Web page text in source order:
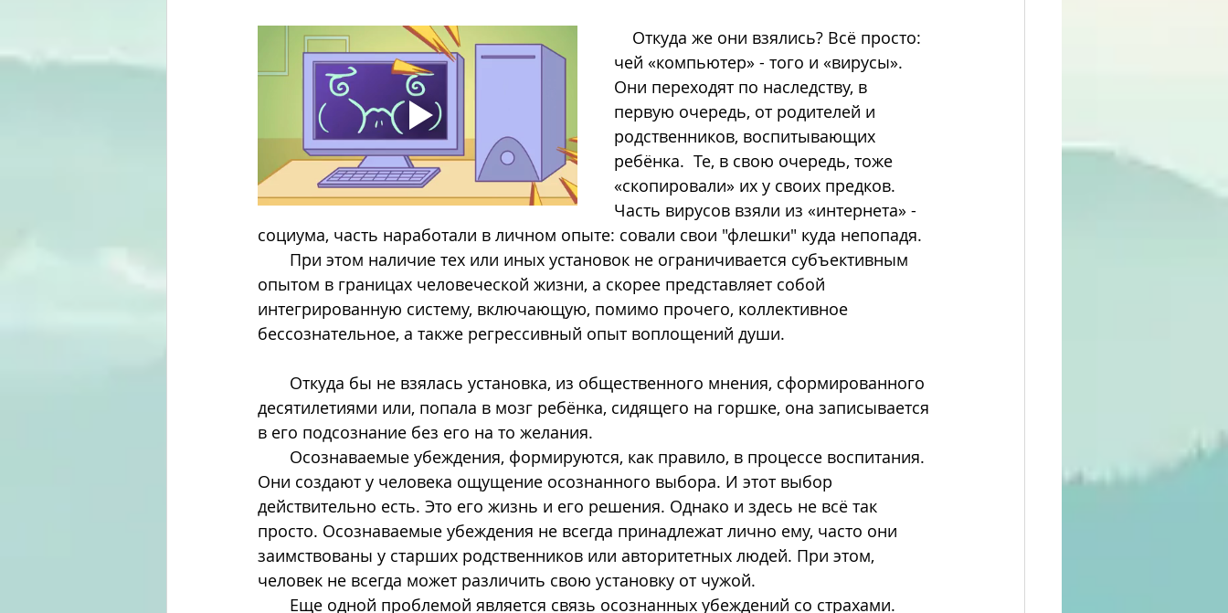
чей «компьютер» - того и «вирусы».
Они переходят по наследству, в
первую очередь, от родителей и
родственников, воспитывающих
ребёнка.  Те, в свою очередь, тоже
«скопировали» их у своих предков.
Часть вирусов взяли из «интернета» -
социума, часть наработали в личном опыте: совали свои "флешки" куда непопадя.
опытом в границах человеческой жизни, а скорее представляет собой
интегрированную систему, включающую, помимо прочего, коллективное
бессознательное, а также регрессивный опыт воплощений души.
десятилетиями или, попала в мозг ребёнка, сидящего на горшке, она записывается
в его подсознание без его на то желания.
Они создают у человека ощущение осознанного выбора. И этот выбор
действительно есть. Это его жизнь и его решения. Однако и здесь не всё так
просто. Осознаваемые убеждения не всегда принадлежат лично ему, часто они
заимствованы у старших родственников или авторитетных людей. При этом,
человек не всегда может различить свою установку от чужой.